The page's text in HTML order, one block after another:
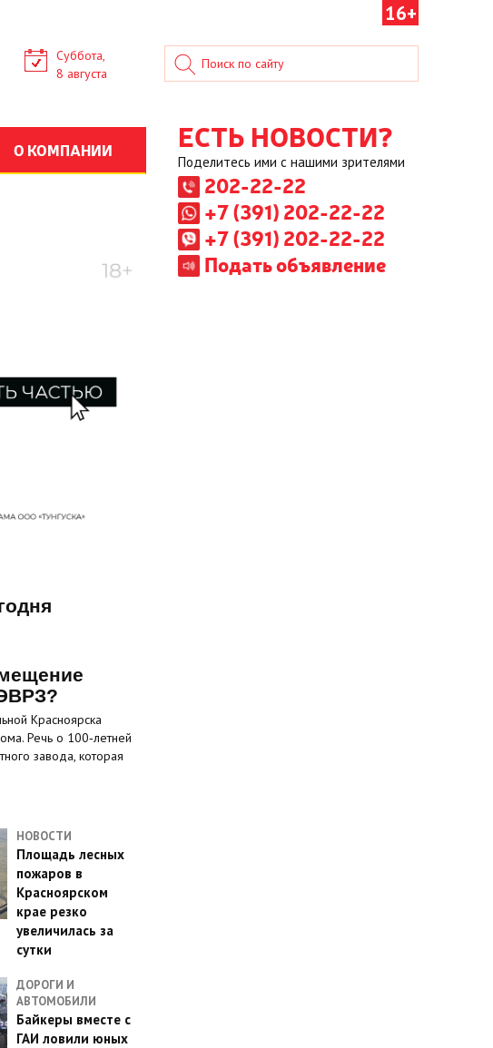
16+
Суббота,
8 августа
О КОМПАНИИ ЕСТЬ НОВОСТИ?
Поделитесь ими с нашими зрителями
202-22-22
+7 (391) 202-22-22
+7 (391) 202-22-22
Подать объявление
Красноярска
Речь о 100‑летней
завода, которая
НОВОСТИ
Площадь лесных
пожаров в
Красноярском
крае резко
увеличилась за
сутки
ДОРОГИ И
АВТОМОБИЛИ
Байкеры вместе с
ГАИ ловили юных